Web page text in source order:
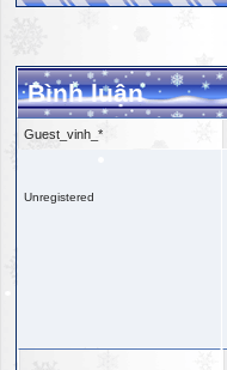
Bình luận
Guest_vinh_*
Unregistered